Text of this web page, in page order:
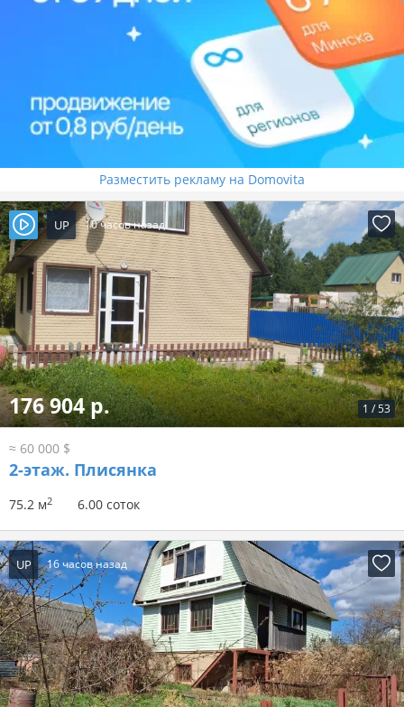
Разместить рекламу на Domovita
UP 10 часов назад
1 /53
176 904 р.
≈ 60 000 $
2-этаж. Плисянка
75.2 м2 6.00 соток
UP 16 часов назад